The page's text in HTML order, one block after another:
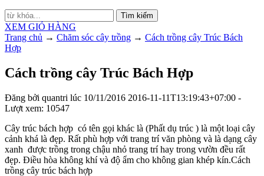
Tìm kiếm
XEM GIỎ HÀNG
Trang chủ → Chăm sóc cây trồng → Cách trồng cây Trúc Bách
Hợp
Cách trồng cây Trúc Bách Hợp
Đăng bởi quantri lúc 10/11/2016 2016-11-11T13:19:43+07:00 -
Lượt xem: 10547
Cây trúc bách hợp có tên gọi khác là (Phất dụ trúc ) là một loại cây
cảnh khá là đẹp. Rất phù hợp với trang trí văn phòng và là dạng cây
xanh được trồng trong chậu nhỏ trang trí hay trong vườn đều rất
đẹp. Điều hòa không khí và độ ẩm cho không gian khép kín.Cách
trồng cây trúc bách hợp